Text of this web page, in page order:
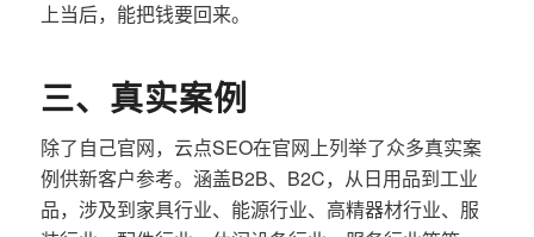
上当后，能把钱要回来。
三、真实案例
除了自己官网，云点SEO在官网上列举了众多真实案
例供新客户参考。涵盖B2B、B2C，从日用品到工业
品，涉及到家具行业、能源行业、高精器材行业、服